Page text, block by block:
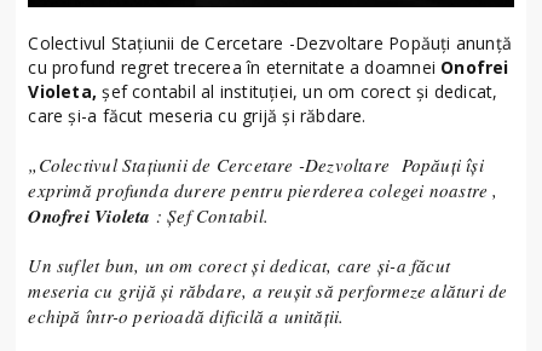
Colectivul Stațiunii de Cercetare -Dezvoltare Popăuți anunță
cu profund regret trecerea în eternitate a doamnei Onofrei
Violeta, șef contabil al instituției, un om corect și dedicat,
care și-a făcut meseria cu grijă și răbdare.
„Colectivul Stațiunii de Cercetare -Dezvoltare Popăuți își
exprimă profunda durere pentru pierderea colegei noastre ,
Onofrei Violeta : Șef Contabil.
Un suflet bun, un om corect și dedicat, care și-a făcut
meseria cu grijă și răbdare, a reușit să performeze alături de
echipă într-o perioadă dificilă a unității.